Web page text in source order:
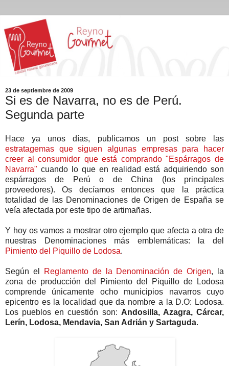
23 de septiembre de 2009
Si es de Navarra, no es de Perú.
Segunda parte
Hace ya unos días, publicamos un post sobre las
estratagemas que siguen algunas empresas para hacer
creer al consumidor que está comprando "Espárragos de
Navarra" cuando lo que en realidad está adquiriendo son
espárragos de Perú o de China (los principales
proveedores). Os decíamos entonces que la práctica
totalidad de las Denominaciones de Origen de España se
veía afectada por este tipo de artimañas.
Y hoy os vamos a mostrar otro ejemplo que afecta a otra de
nuestras Denominaciones más emblemáticas: la del
Pimiento del Piquillo de Lodosa.
Según el Reglamento de la Denominación de Origen, la
zona de producción del Pimiento del Piquillo de Lodosa
comprende únicamente ocho municipios navarros cuyo
epicentro es la localidad que da nombre a la D.O: Lodosa.
Los pueblos en cuestión son: Andosilla, Azagra, Cárcar,
Lerín, Lodosa, Mendavia, San Adrián y Sartaguda.